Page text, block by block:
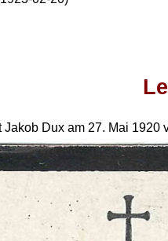
Dux am 27. Mai 1920